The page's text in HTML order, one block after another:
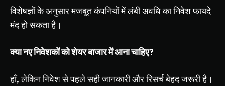
विशेषज्ञोंकेअनुसारमजबूतकंपनियोंमेंलंबीअवधिकानिवेशफायदे
मंदहोसकताहै।
क्यानएनिवेशकोंकोशेयरबाजारमेंआनाचाहिए?
हाँ,लेकिननिवेशसेपहलेसहीजानकारीऔररिसर्चबेहदजरूरीहै।